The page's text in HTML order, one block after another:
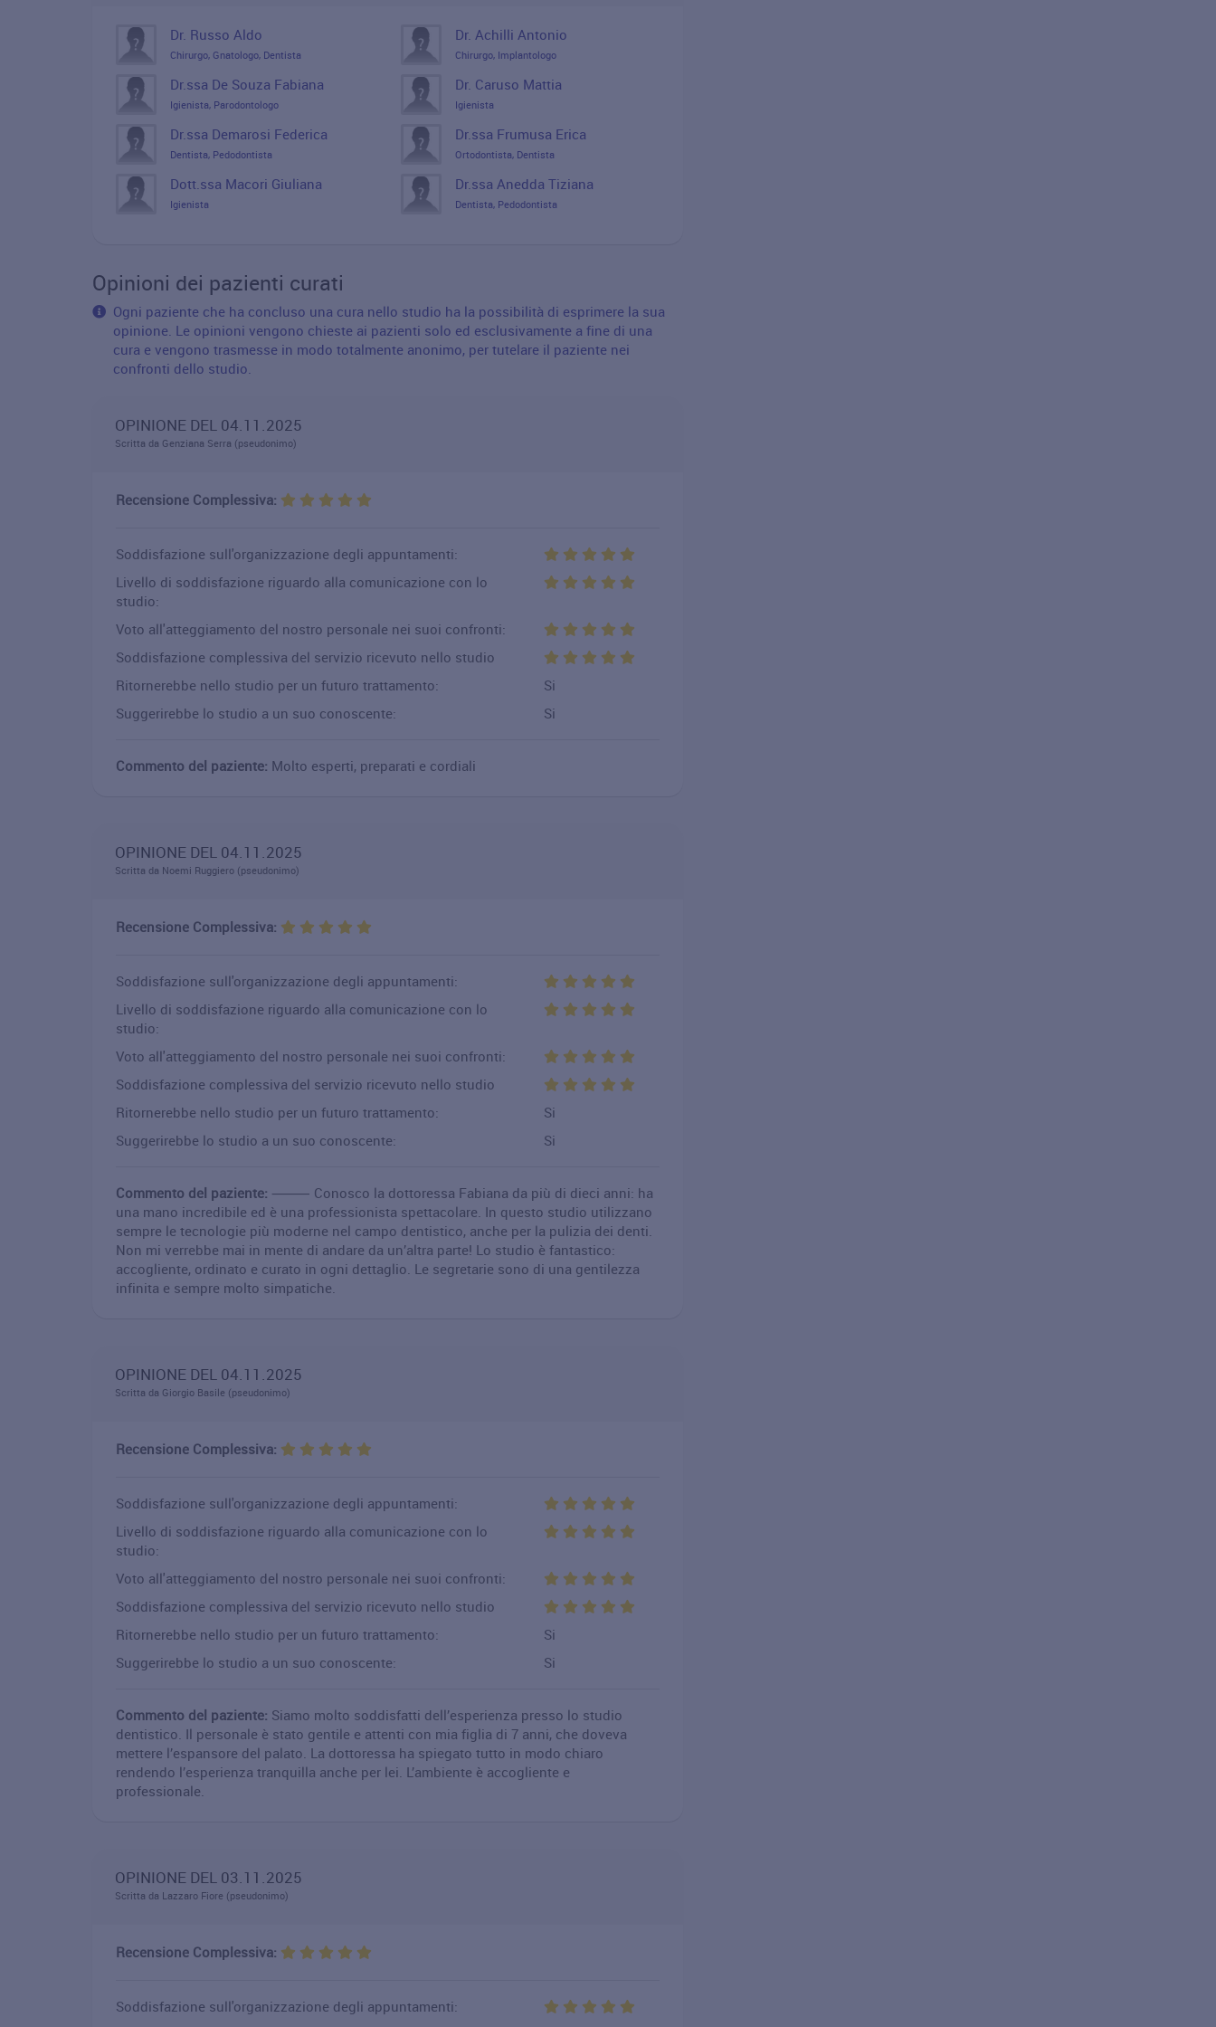
Dr. Russo Aldo
Chirurgo, Gnatologo, Dentista
Dr. Achilli Antonio
Chirurgo, Implantologo
Dr.ssa De Souza Fabiana
Igienista, Parodontologo
Dr. Caruso Mattia
Igienista
Dr.ssa Demarosi Federica
Dentista, Pedodontista
Dr.ssa Frumusa Erica
Ortodontista, Dentista
Dott.ssa Macori Giuliana
Igienista
Dr.ssa Anedda Tiziana
Dentista, Pedodontista
Opinioni dei pazienti curati
Ogni paziente che ha concluso una cura nello studio ha la possibilità di esprimere la sua
opinione. Le opinioni vengono chieste ai pazienti solo ed esclusivamente a fine di una
cura e vengono trasmesse in modo totalmente anonimo, per tutelare il paziente nei
confronti dello studio.
OPINIONE DEL 04.11.2025
Scritta da Genziana Serra (pseudonimo)
Recensione Complessiva:
Soddisfazione sull'organizzazione degli appuntamenti:
Livello di soddisfazione riguardo alla comunicazione con lo
studio:
Voto all'atteggiamento del nostro personale nei suoi confronti:
Soddisfazione complessiva del servizio ricevuto nello studio
Ritornerebbe nello studio per un futuro trattamento:
Si
Suggerirebbe lo studio a un suo conoscente:
Si
Commento del paziente: Molto esperti, preparati e cordiali
OPINIONE DEL 04.11.2025
Scritta da Noemi Ruggiero (pseudonimo)
Recensione Complessiva:
Soddisfazione sull'organizzazione degli appuntamenti:
Livello di soddisfazione riguardo alla comunicazione con lo
studio:
Voto all'atteggiamento del nostro personale nei suoi confronti:
Soddisfazione complessiva del servizio ricevuto nello studio
Ritornerebbe nello studio per un futuro trattamento:
Si
Suggerirebbe lo studio a un suo conoscente:
Si
Commento del paziente: ⸻ Conosco la dottoressa Fabiana da più di dieci anni: ha
una mano incredibile ed è una professionista spettacolare. In questo studio utilizzano
sempre le tecnologie più moderne nel campo dentistico, anche per la pulizia dei denti.
Non mi verrebbe mai in mente di andare da un’altra parte! Lo studio è fantastico:
accogliente, ordinato e curato in ogni dettaglio. Le segretarie sono di una gentilezza
infinita e sempre molto simpatiche.
OPINIONE DEL 04.11.2025
Scritta da Giorgio Basile (pseudonimo)
Recensione Complessiva:
Soddisfazione sull'organizzazione degli appuntamenti:
Livello di soddisfazione riguardo alla comunicazione con lo
studio:
Voto all'atteggiamento del nostro personale nei suoi confronti:
Soddisfazione complessiva del servizio ricevuto nello studio
Ritornerebbe nello studio per un futuro trattamento:
Si
Suggerirebbe lo studio a un suo conoscente:
Si
Commento del paziente: Siamo molto soddisfatti dell’esperienza presso lo studio
dentistico. Il personale è stato gentile e attenti con mia figlia di 7 anni, che doveva
mettere l’espansore del palato. La dottoressa ha spiegato tutto in modo chiaro
rendendo l’esperienza tranquilla anche per lei. L’ambiente è accogliente e
professionale.
OPINIONE DEL 03.11.2025
Scritta da Lazzaro Fiore (pseudonimo)
Recensione Complessiva:
Soddisfazione sull'organizzazione degli appuntamenti: